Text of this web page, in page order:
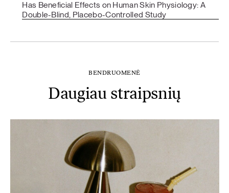
Has Beneficial Effects on Human Skin Physiology: A
Double-Blind, Placebo-Controlled Study
BENDRUOMENĖ
Daugiau straipsnių